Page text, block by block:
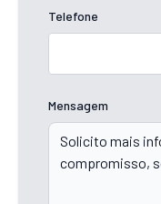
Telefone
Mensagem